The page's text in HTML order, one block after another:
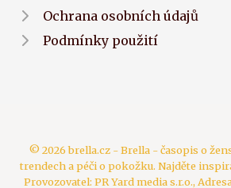
Ochrana osobních údajů
Podmínky použití
© 2026 brella.cz - Brella - časopis o
trendech a péči o pokožku. Najděte
Provozovatel: PR Yard media s.r.o.,